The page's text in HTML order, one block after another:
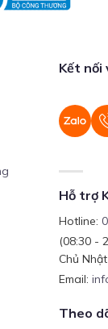
Kết nối
Hỗ trợ
Hotline:
(08:30 -
Chủ
Email:
Theo